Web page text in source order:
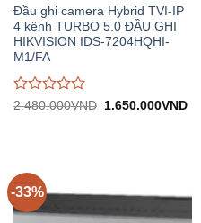
Đầu ghi camera Hybrid TVI-IP
4 kênh TURBO 5.0 ĐẦU GHI
HIKVISION IDS-7204HQHI-
M1/FA
Được
5
2.480.000VND
Giá
1.650.000VNDGiá
-33%